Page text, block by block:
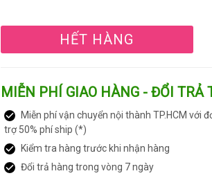
HẾT HÀNG
MIỄN PHÍ GIAO HÀNG - ĐỔI TRẢ
Miễn phí vận chuyển nội thành TP.HCM với
trợ 50% phí ship (*)
Kiểm tra hàng trước khi nhận hàng
Đổi trả hàng trong vòng 7 ngày